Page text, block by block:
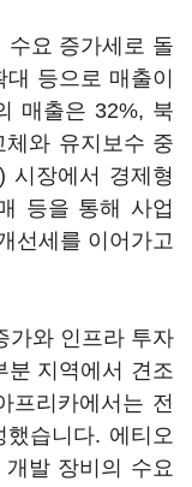
수요 증가세로 돌
등으로 매출이
매출은 32%, 북
와 유지보수 중
시장에서 경제형
등을 통해 사업
선세를 이어가고
가와 인프라 투자
분 지역에서 견조
프리카에서는 전
습니다. 에티오
발 장비의 수요